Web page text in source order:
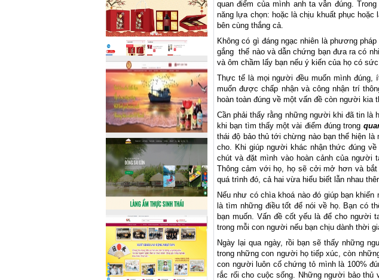
quan điểm của mình anh ta vẫn đúng.
năng lựa chọn: hoặc là chịu khuất phục
bên cùng thắng cả.
Không có gì đáng ngạc nhiên là phương
gắng thế nào và dẫn chứng bạn đưa ra có
và ôm chầm lấy bạn nếu ý kiến của họ có
Thực tế là mọi người đều muốn mình đúng,
muốn được chấp nhận và công nhận trí
hoàn toàn đúng về một vấn đề còn người kia
Cần phải thấy rằng những người khi đã tin là
khi bạn tìm thấy một vài điểm đúng trong
thái độ bảo thủ tới chừng nào bạn thể hiện
cho. Khi giúp người khác nhận thức đúng
chút và đặt mình vào hoàn cảnh của người
Thông cảm với họ, họ sẽ cởi mở hơn và
quá trình đó, cả hai vừa hiểu biết lẫn nhau
Nếu như có chìa khoá nào đó giúp bạn
là tìm những điều tốt để nói về họ. Bạn có
bạn muốn. Vấn đề cốt yếu là để cho người
trong mỗi con người nếu bạn chịu dành thời
Ngày lại qua ngày, rồi bạn sẽ thấy những
trong những con người họ tiếp xúc, còn
con người luôn cố chứng tỏ mình là 100%
rắc rối cho cuộc sống. Những người bảo thủ